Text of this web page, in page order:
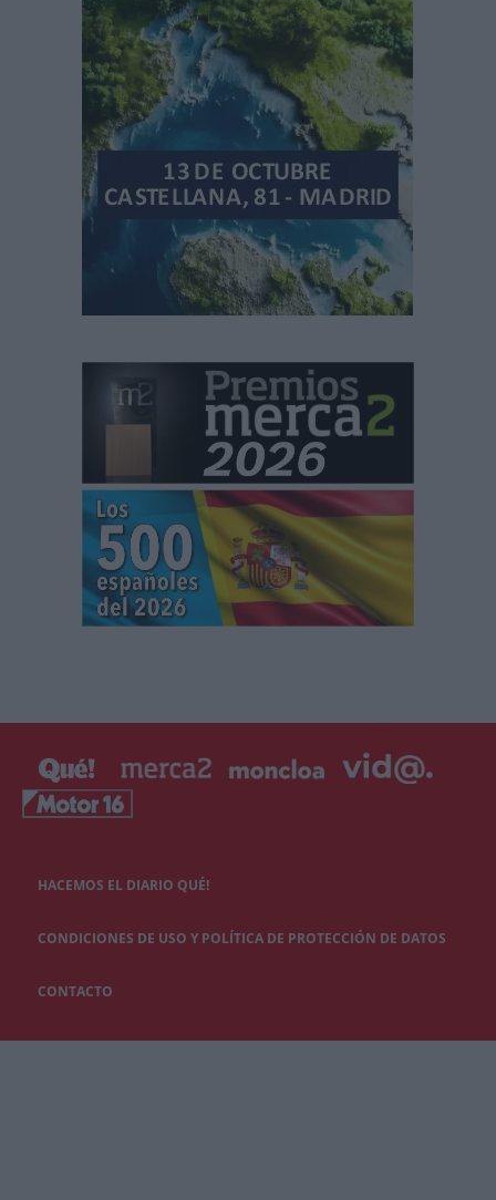
HACEMOS EL DIARIO QUÉ!
CONDICIONES DE USO Y POLÍTICA DE PROTECCIÓN DE DATOS
CONTACTO